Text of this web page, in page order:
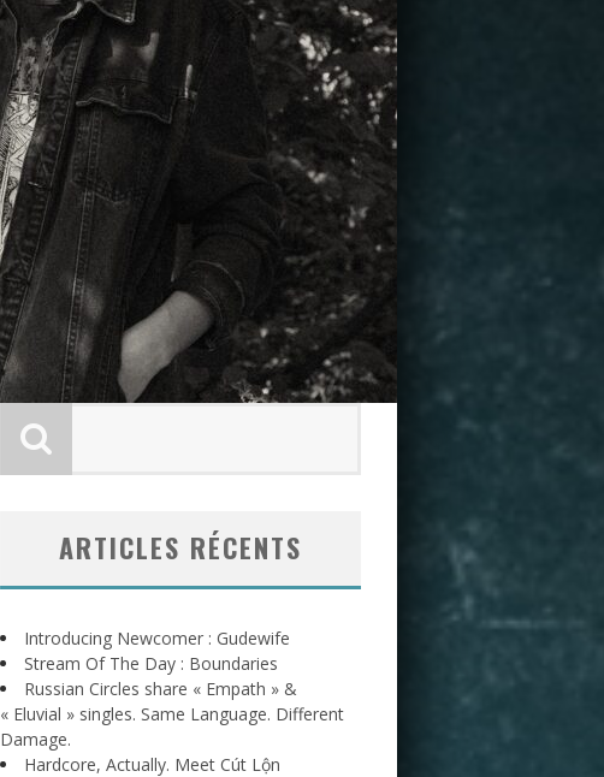
ARTICLES RÉCENTS
Introducing Newcomer : Gudewife
Stream Of The Day : Boundaries
Russian Circles share « Empath » &
« Eluvial » singles. Same Language. Different
Damage.
Hardcore, Actually. Meet Cút Lộn